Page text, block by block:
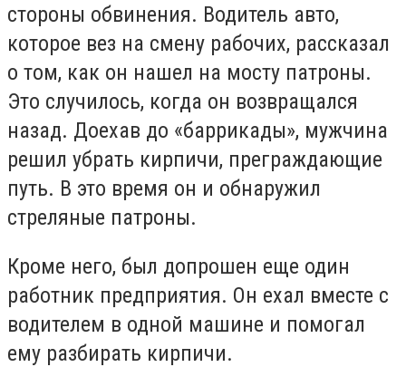
стороны обвинения. Водитель авто,
которое вез на смену рабочих, рассказал
о том, как он нашел на мосту патроны.
Это случилось, когда он возвращался
назад. Доехав до «баррикады», мужчина
решил убрать кирпичи, преграждающие
путь. В это время он и обнаружил
стреляные патроны.
Кроме него, был допрошен еще один
работник предприятия. Он ехал вместе с
водителем в одной машине и помогал
ему разбирать кирпичи.